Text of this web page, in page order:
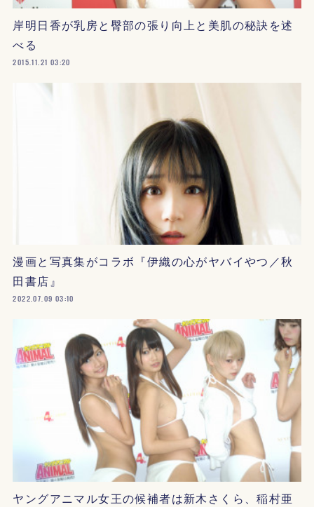
岸明日香が乳房と臀部の張り向上と美肌の秘訣を述
べる
2015.11.21 03:20
漫画と写真集がコラボ『伊織の心がヤバイやつ／秋
田書店』
2022.07.09 03:10
ヤングアニマル女王の候補者は新木さくら、稲村亜